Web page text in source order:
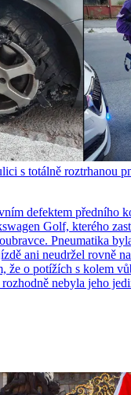
s totálně roztrhanou
defektem předního
Golf, kterého
Pneumatika
ani neudržel rovně
že o potížích s kolem
nebyla jeho